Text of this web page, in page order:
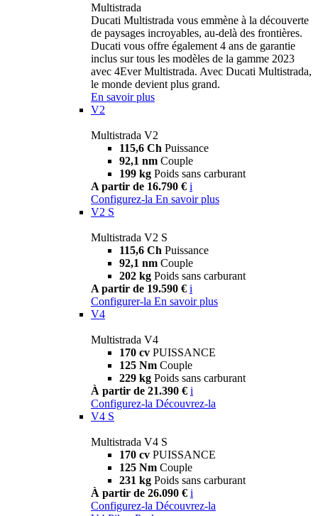
Multistrada
Ducati Multistrada vous emmène à la découverte
de paysages incroyables, au-delà des frontières.
Ducati vous offre également 4 ans de garantie
inclus sur tous les modèles de la gamme 2023
avec 4Ever Multistrada. Avec Ducati Multistrada,
le monde devient plus grand.
En savoir plus
V2
Multistrada V2
115,6 Ch Puissance
92,1 nm Couple
199 kg Poids sans carburant
A partir de 16.790 € i
Configurez-la En savoir plus
V2 S
Multistrada V2 S
115,6 Ch Puissance
92,1 nm Couple
202 kg Poids sans carburant
A partir de 19.590 € i
Configurer-la En savoir plus
V4
Multistrada V4
170 cv PUISSANCE
125 Nm Couple
229 kg Poids sans carburant
À partir de 21.390 € i
Configurez-la Découvrez-la
V4 S
Multistrada V4 S
170 cv PUISSANCE
125 Nm Couple
231 kg Poids sans carburant
À partir de 26.090 € i
Configurez-la Découvrez-la